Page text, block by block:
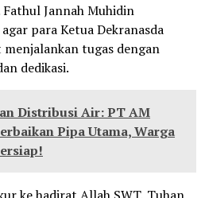
Jannah Muhidin
para Ketua Dekranasda
tugas dengan
dedikasi.
Distribusi Air: PT AM
Pipa Utama, Warga